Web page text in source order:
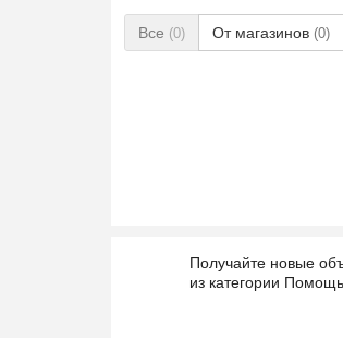
Все (0) От магазинов (0)
Получайте новые
из категории